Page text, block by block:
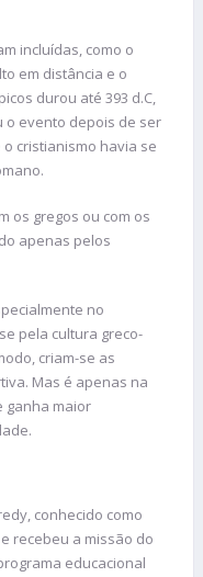
incluídas, como o
em distância e o
durou até 393 d.C,
o evento depois de ser
cristianismo havia se
os gregos ou com os
apenas pelos
no
pela cultura greco-
criam-se as
Mas é apenas na
ganha maior
conhecido como
recebeu a missão do
educacional